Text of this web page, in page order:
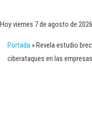
Hoy viernes 7 de agosto de 2026
Portada »Revela estudio
ciberataques en las empresas